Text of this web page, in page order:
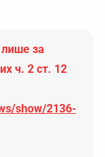
за
ч. 2 ст. 12
show/2136-